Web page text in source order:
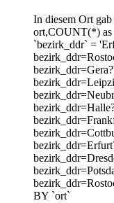
In diesem Ort
ort,COUNT(*) as
`bezirk_ddr` =
BY `ort`